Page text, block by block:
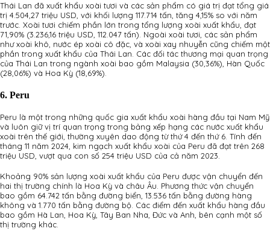
Thái Lan đã xuất khẩu xoài tươi và các sản phẩm có giá trị đạt tổng giá
trị 4.504,27 triệu USD, với khối lượng 117.714 tấn, tăng 4,15% so với năm
trước. Xoài tươi chiếm phần lớn trong tổng lượng xoài xuất khẩu, đạt
71,90% (3.236,16 triệu USD, 112.047 tấn). Ngoài xoài tươi, các sản phẩm
như xoài khô, nước ép xoài cô đặc, và xoài xay nhuyễn cũng chiếm một
phần trong xuất khẩu của Thái Lan. Các đối tác thương mại quan trọng
của Thái Lan trong ngành xoài bao gồm Malaysia (30,36%), Hàn Quốc
(28,06%) và Hoa Kỳ (18,69%).
6. Peru
Peru là một trong những quốc gia xuất khẩu xoài hàng đầu tại Nam Mỹ
và luôn giữ vị trí quan trọng trong bảng xếp hạng các nước xuất khẩu
xoài trên thế giới, thường xuyên dao động từ thứ 4 đến thứ 6. Tính đến
tháng 11 năm 2024, kim ngạch xuất khẩu xoài của Peru đã đạt trên 268
triệu USD, vượt qua con số 254 triệu USD của cả năm 2023.
Khoảng 90% sản lượng xoài xuất khẩu của Peru được vận chuyển đến
hai thị trường chính là Hoa Kỳ và châu Âu. Phương thức vận chuyển
bao gồm 64.742 tấn bằng đường biển, 13.536 tấn bằng đường hàng
không và 1.770 tấn bằng đường bộ. Các điểm đến xuất khẩu hàng đầu
bao gồm Hà Lan, Hoa Kỳ, Tây Ban Nha, Đức và Anh, bên cạnh một số
thị trường khác.